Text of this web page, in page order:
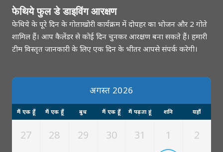
फेथिये फुल डे डाइविंग आरक्षण
फेथिये के पूरे दिन के गोताखोरी कार्यक्रम में दोपहर का भोजन और 2 गोते
शामिल हैं। आप कैलेंडर से कोई दिन चुनकर आरक्षण बना सकते हैं। हमारी
टीम विस्तृत जानकारी के लिए एक दिन के भीतर आपसे संपर्क करेगी।
अगस्त 2026
मैं एक हूँ मैं एक हूँ बुध मैं एक हूँ मैं पढ़ता हूं शनि यहाँ
27 28 29 30 31 1 2